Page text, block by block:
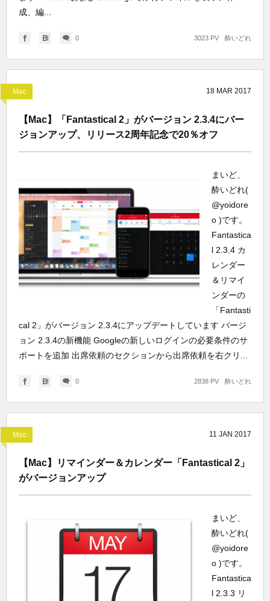
成、編...
0 酔いどれ
3023 PV
Mac 18 MAR 2017
【Mac】「Fantastical 2」がバージョン 2.3.4にバー
ジョンアップ、リリース2周年記念で20％オフ
まいど、
酔いどれ(
@yoidore
o )です。
Fantastica
l 2.3.4 カ
レンダー
＆リマイ
ンダーの
「Fantasti
cal 2」がバージョン 2.3.4にアップデートしています バージ
ョン 2.3.4の新機能 Googleの新しいログインの必要条件のサ
ポートを追加 出席依頼のセクションから出席依頼を右クリ...
0 酔いどれ
2838 PV
Mac 11 JAN 2017
【Mac】リマインダー＆カレンダー「Fantastical 2」
がバージョンアップ
まいど、
酔いどれ(
@yoidore
o )です。
Fantastica
l 2.3.3 リ